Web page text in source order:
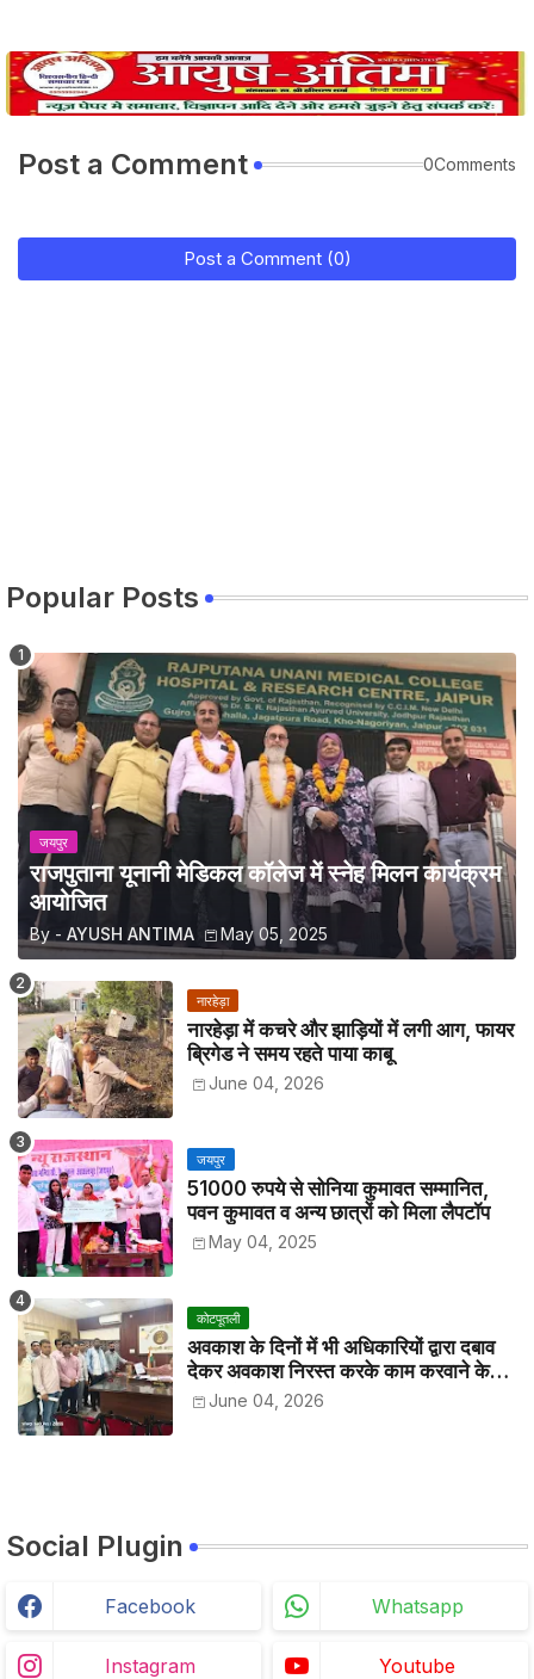
Post a Comment 0Comments
Post a Comment (0)
Popular Posts
जयपुर
राजपुताना यूनानी मेडिकल कॉलेज में स्नेह मिलन कार्यक्रम
आयोजित
By - AYUSH ANTIMA May 05, 2025
नारहेड़ा
नारहेड़ा में कचरे और झाड़ियों में लगी आग, फायर
ब्रिगेड ने समय रहते पाया काबू
June 04, 2026
जयपुर
51000 रुपये से सोनिया कुमावत सम्मानित,
पवन कुमावत व अन्य छात्रों को मिला लैपटॉप
May 04, 2025
कोटपूतली
अवकाश के दिनों में भी अधिकारियों द्वारा दबाव
देकर अवकाश निरस्त करके काम करवाने के
विरोध में कर्मचारियों ने जिला कलेक्टर को सीएस
के नाम दिया ज्ञापन
June 04, 2026
Social Plugin
Facebook Whatsapp
Instagram Youtube